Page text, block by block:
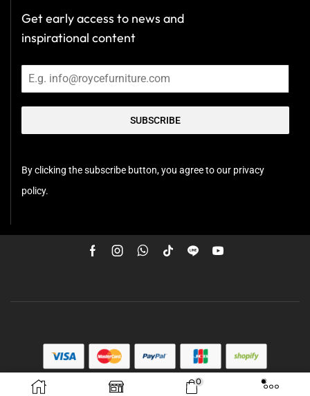
0
Get early access to news and
inspirational content
SUBSCRIBE
By clicking the subscribe button, you agree to our privacy
policy.